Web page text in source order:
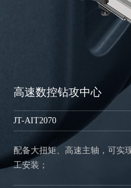
高速数控钻攻中心
JT-AIT2070
配备大扭矩、高速主轴，可实
工安装；